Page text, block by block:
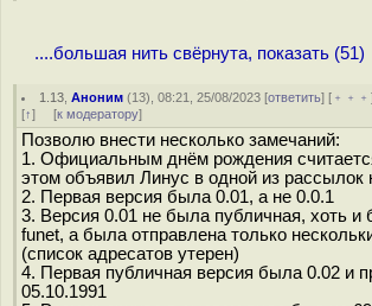
....большая нить свёрнута, показать (51)
1.13 ,Аноним (13), 08:21, 25/08/2023 [ответить] [ ﹢﹢﹢
[↑] [к модератору]
Позволю внести несколько замечаний:
1. Официальным днём рождения
этом объявил Линус в одной из рассылок
2. Первая версия была 0.01, а не 0.0.1
3. Версия 0.01 не была публичная, хоть
funet, а была отправлена только
(список адресатов утерен)
4. Первая публичная версия была 0.02 и
05.10.1991